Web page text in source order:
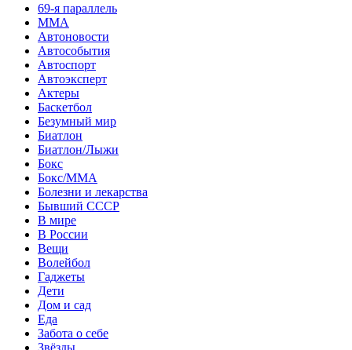
69-я параллель
MMA
Автоновости
Автособытия
Автоспорт
Автоэксперт
Актеры
Баскетбол
Безумный мир
Биатлон
Биатлон/Лыжи
Бокс
Бокс/MMA
Болезни и лекарства
Бывший СССР
В мире
В России
Вещи
Волейбол
Гаджеты
Дети
Дом и сад
Еда
Забота о себе
Звёзды